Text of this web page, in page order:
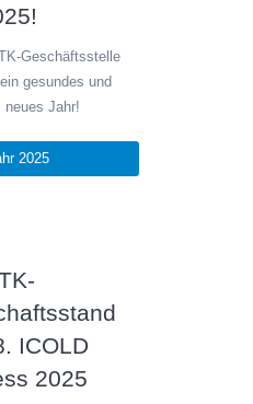
Geschäftsstelle
gesundes und
neues Jahr!
2025
ICOLD
2025